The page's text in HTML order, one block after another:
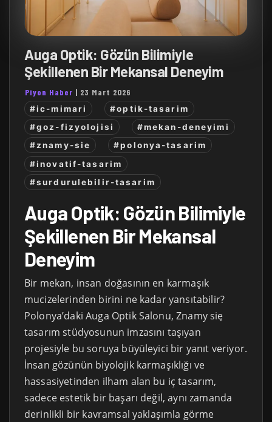
Auga Optik: Gözün Bilimiyle
Şekillenen Bir Mekansal Deneyim
Piyon Haber | 23 Mart 2026
#ic-mimari
#optik-tasarim
#goz-fizyolojisi
#mekan-deneyimi
#znamy-sie
#polonya-tasarim
#inovatif-tasarim
#surdurulebilir-tasarim
Auga Optik: Gözün Bilimiyle
Şekillenen Bir Mekansal
Deneyim
Bir mekan, insan doğasının en karmaşık
mucizelerinden birini ne kadar yansıtabilir?
Polonya’daki Auga Optik Salonu, Znamy się
tasarım stüdyosunun imzasını taşıyan
projesiyle bu soruya büyüleyici bir yanıt veriyor.
İnsan gözünün biyolojik karmaşıklığı ve
hassasiyetinden ilham alan bu iç tasarım,
sadece estetik bir başarı değil, aynı zamanda
derinlikli bir kavramsal yaklaşımla görme